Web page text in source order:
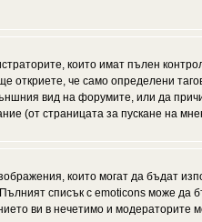
които имат пълен
откриете, че само определени
вид на форумите, или да
(от страницата за пускане на
които могат да бъдат
списък с emoticons може да
ви в нечетимо и модераторите